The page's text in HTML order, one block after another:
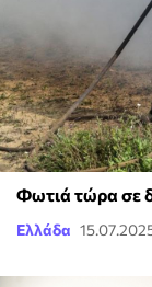
Φωτιά τώρα σε
Ελλάδα